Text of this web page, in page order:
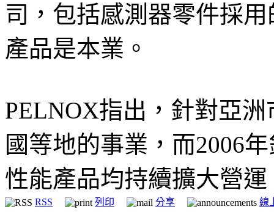
司，包括感測器零件採
產品是本業。
PELNOX指出，針對亞
國等地的事業，而2006
性能產品均持續擴大營運
RSS 列印 分享 線